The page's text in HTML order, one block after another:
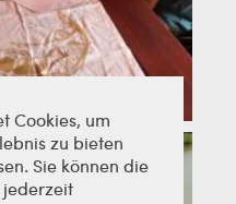
Cookies, um
zu bieten
Sie können die
jederzeit